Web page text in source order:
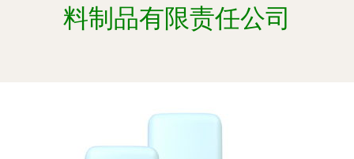
料制品有限责任公司